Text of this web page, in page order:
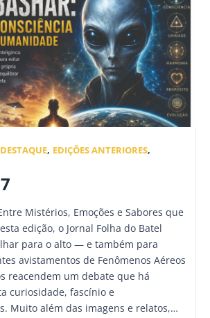
DESTAQUE, EDIÇÕES ANTERIORES,
Mistérios, Emoções e Sabores que
edição, o Jornal Folha do Batel
para o alto — e também para
avistamentos de Fenômenos Aéreos
reacendem um debate que há
curiosidade, fascínio e
Muito além das imagens e relatos,…